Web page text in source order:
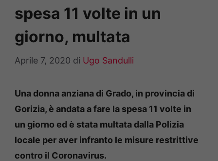
spesa 11 volte in un
giorno, multata
Aprile 7, 2020 di Ugo Sandulli
Una donna anziana di Grado, in provincia di
Gorizia, è andata a fare la spesa 11 volte in
un giorno ed è stata multata dalla Polizia
locale per aver infranto le misure restrittive
contro il Coronavirus.